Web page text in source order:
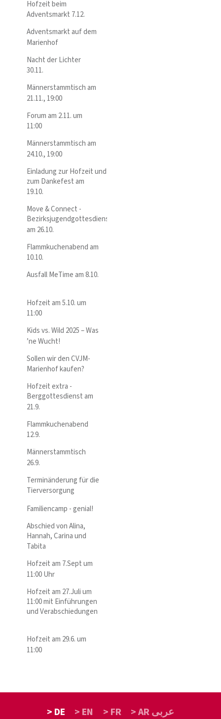
Hofzeit beim
Adventsmarkt 7.12.
Adventsmarkt auf dem
Marienhof
Nacht der Lichter
30.11.
Männerstammtisch am
21.11., 19:00
Forum am 2.11. um
11:00
Männerstammtisch am
24.10., 19:00
Einladung zur Hofzeit und
zum Dankefest am
19.10.
Move & Connect -
Bezirksjugendgottesdienst
am 26.10.
Flammkuchenabend am
10.10.
Ausfall MeTime am 8.10.
Hofzeit am 5.10. um
11:00
Kids vs. Wild 2025 – Was
’ne Wucht!
Sollen wir den CVJM-
Marienhof kaufen?
Hofzeit extra -
Berggottesdienst am
21.9.
Flammkuchenabend
12.9.
Männerstammtisch
26.9.
Terminänderung für die
Tierversorgung
Familiencamp - genial!
Abschied von Alina,
Hannah, Carina und
Tabita
Hofzeit am 7.Sept um
11:00 Uhr
Hofzeit am 27.Juli um
11:00 mit Einführungen
und Verabschiedungen
Hofzeit am 29.6. um
11:00
> DE > EN > FR > AR عربى